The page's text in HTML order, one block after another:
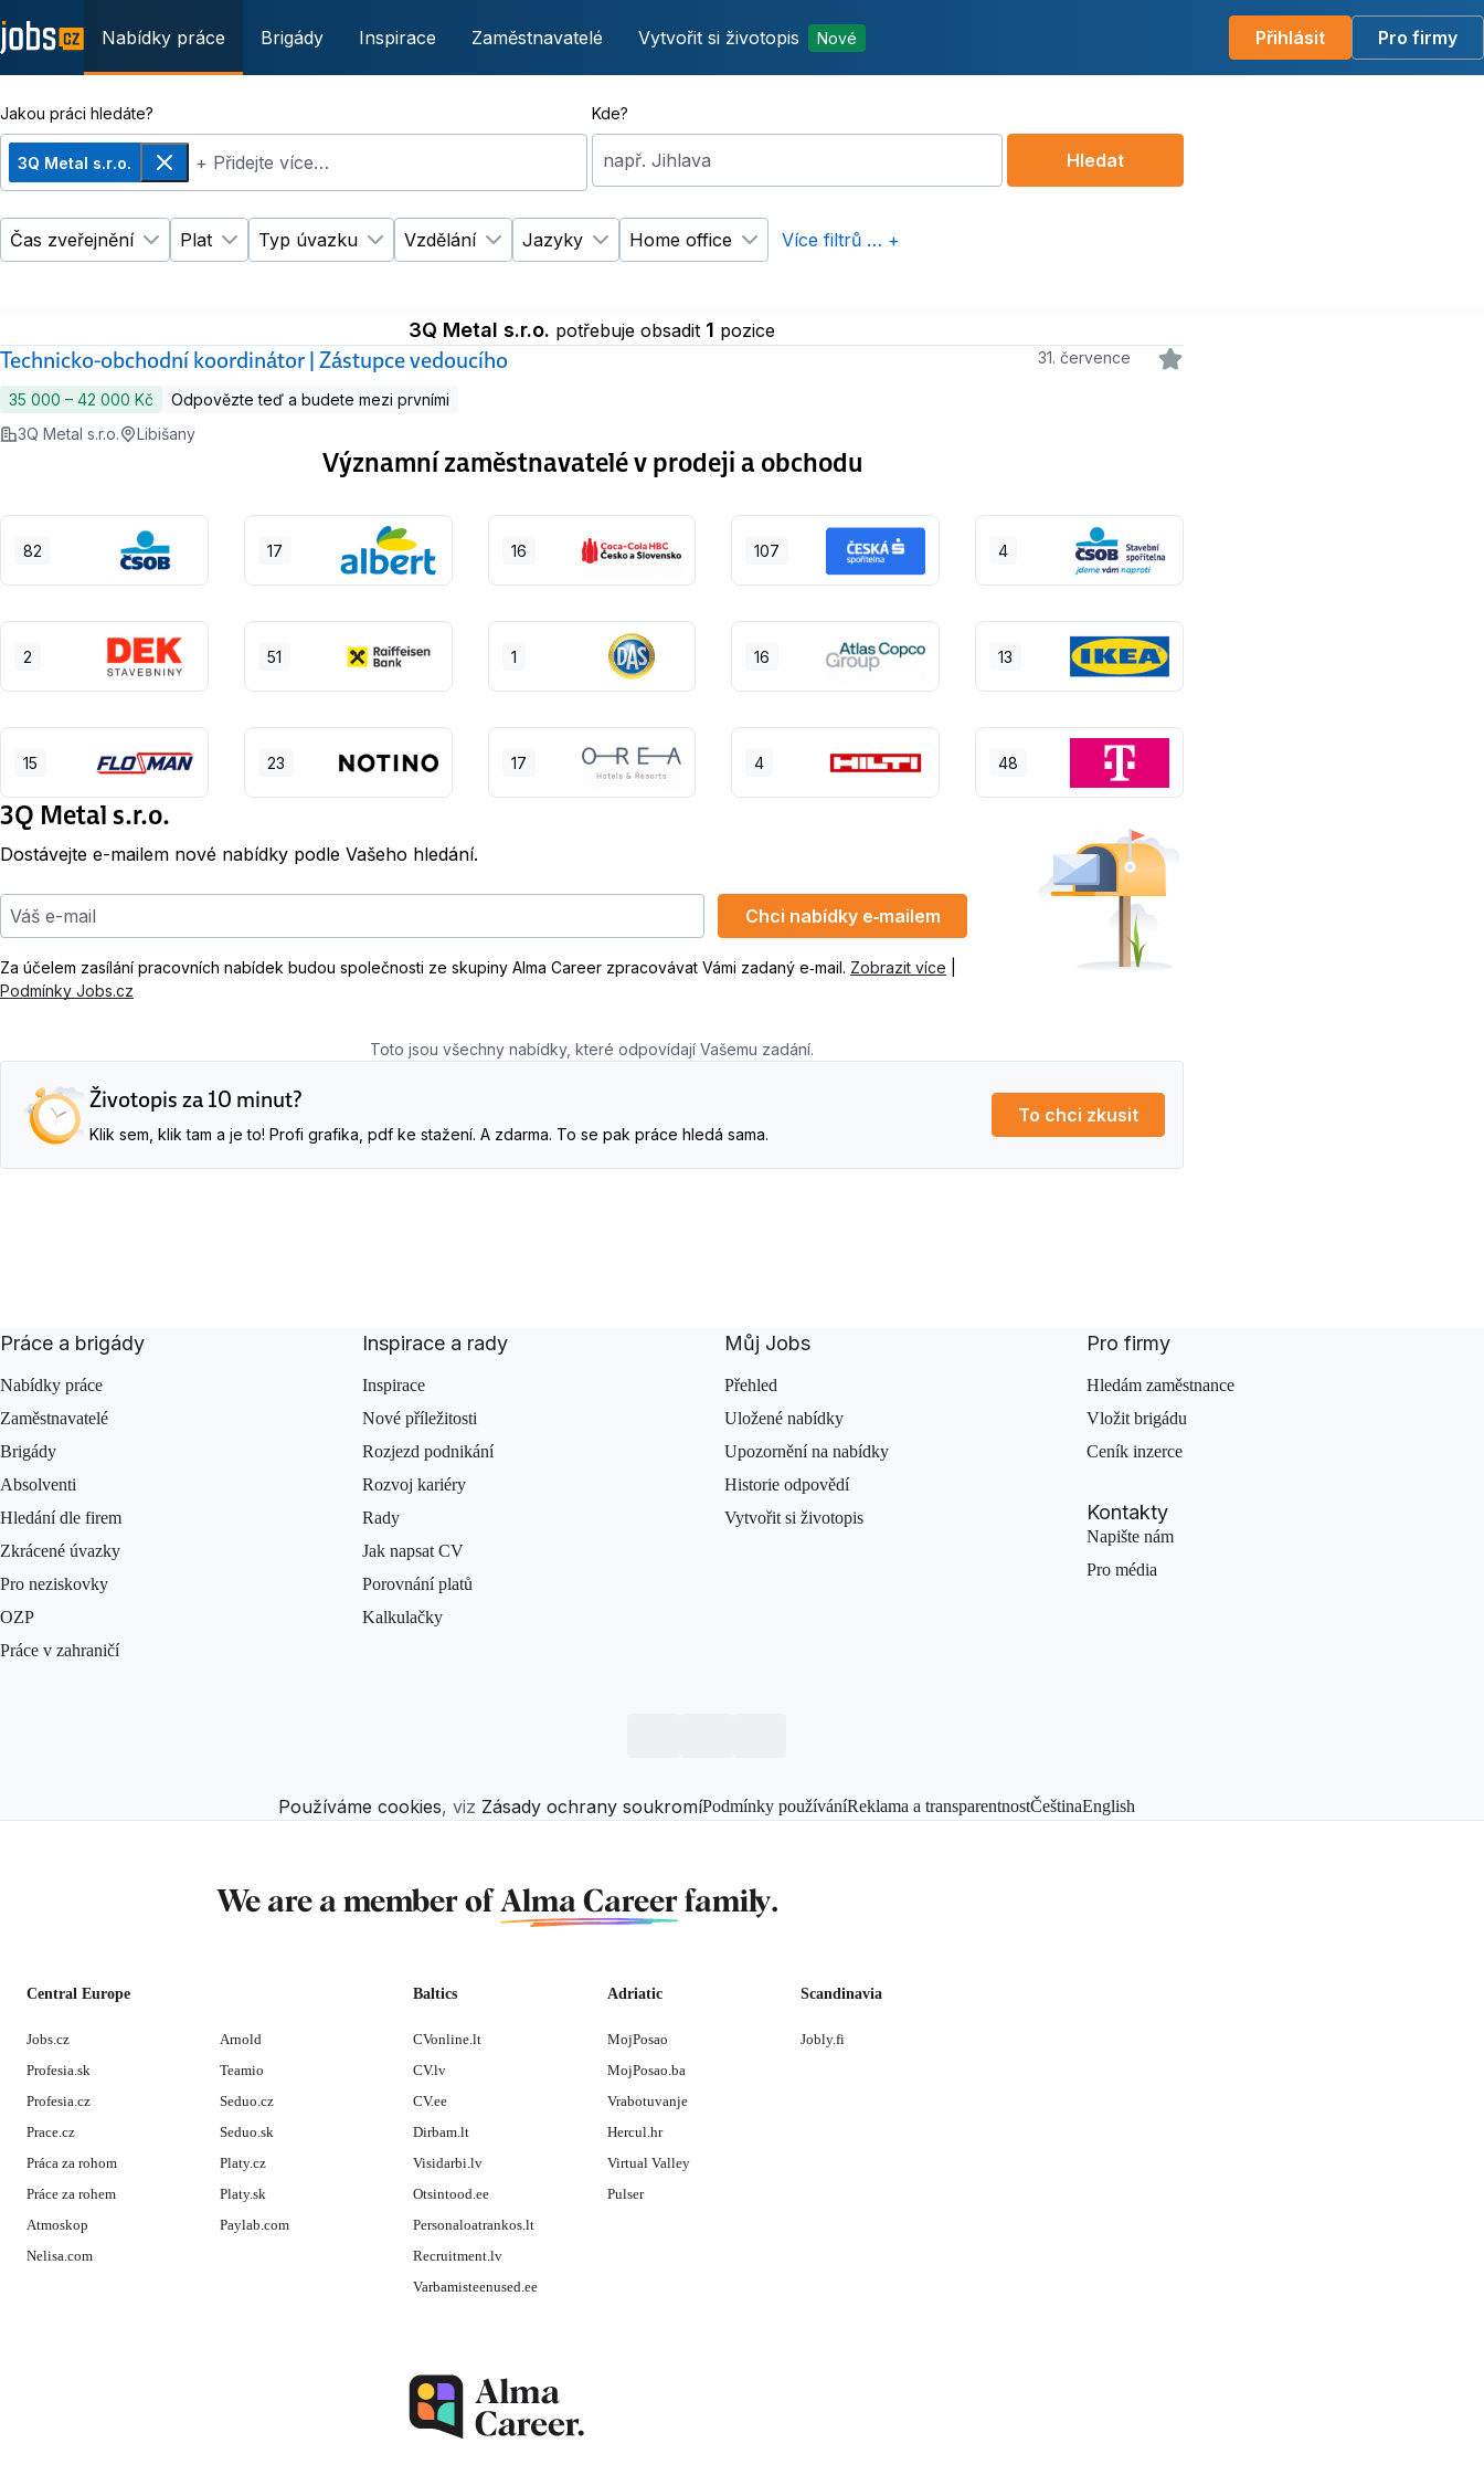
Nabídky práce Brigády Inspirace Zaměstnavatelé Vytvořit si životopis Nové Přihlásit Pro firmy
Jakou práci hledáte?
3Q Metal s.r.o.
Odebrat+ Přidejte více…
Kde?
např. Jihlava
Čas zveřejnění
Změnit filtr Čas zveřejnění
Plat
Změnit filtr Plat
Typ úvazku
Změnit filtr Typ úvazku
Vzdělání
Změnit filtr Vzdělání
Jazyky
Změnit filtr Jazyky
Home office
Změnit filtr Home office
Více filtrů … +
Hledat
3Q Metal s.r.o. potřebuje obsadit 1 pozice
Technicko-obchodní koordinátor | Zástupce vedoucího 31. července
35 000 ‍–‍ 42 000 Kč
Odpovězte teď a budete mezi prvními
3Q Metal s.r.o.
Libišany
Významní zaměstnavatelé v prodeji a obchodu
82 17 16 107 4
2 51 1 16 13
15 23 17 4 48
3Q Metal s.r.o.
Dostávejte e-mailem nové nabídky podle Vašeho hledání.
Váš e-mail
Chci nabídky e‑mailem
Za účelem zasílání pracovních nabídek budou společnosti ze skupiny Alma Career zpracovávat Vámi zadaný e‑mail. Zobrazit více
Podmínky Jobs.cz
Toto jsou všechny nabídky, které odpovídají Vašemu zadání.
Životopis za 10 minut?
Klik sem, klik tam a je to! Profi grafika, pdf ke stažení. A zdarma. To se pak práce hledá sama.
To chci zkusit
Práce a brigády
Nabídky práce
Zaměstnavatelé
Brigády
Absolventi
Hledání dle firem
Zkrácené úvazky
Pro neziskovky
OZP
Práce v zahraničí
Inspirace a rady
Inspirace
Nové příležitosti
Rozjezd podnikání
Rozvoj kariéry
Rady
Jak napsat CV
Porovnání platů
Kalkulačky
Můj Jobs
Přehled
Uložené nabídky
Upozornění na nabídky
Historie odpovědí
Vytvořit si životopis
Pro firmy
Hledám zaměstnance
Vložit brigádu
Ceník inzerce
Kontakty
Napište nám
Pro média
Používáme cookies, viz Zásady ochrany soukromíPodmínky používáníReklama a transparentnostČeštinaEnglish
We are a member of Alma Careerfamily.
Central Europe
Jobs.cz
Profesia.sk
Profesia.cz
Prace.cz
Práca za rohom
Práce za rohem
Atmoskop
Nelisa.com
Arnold
Teamio
Seduo.cz
Seduo.sk
Platy.cz
Platy.sk
Paylab.com
Baltics
CVonline.lt
CV.lv
CV.ee
Dirbam.lt
Visidarbi.lv
Otsintood.ee
Personaloatrankos.lt
Recruitment.lv
Varbamisteenused.ee
Adriatic
MojPosao
MojPosao.ba
Vrabotuvanje
Hercul.hr
Virtual Valley
Pulser
Scandinavia
Jobly.fi